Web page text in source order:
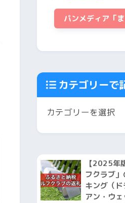
パンメディア「
カテゴリーで
【2025年
フクラブ
キング（
アン・ウェ